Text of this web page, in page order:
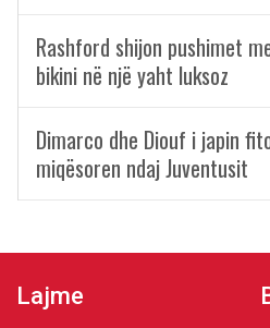
Rashford shijon pushimet
bikini në një yaht luksoz
Dimarco dhe Diouf i japin
miqësoren ndaj Juventusit
Lajme